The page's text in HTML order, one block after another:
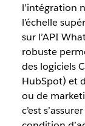
l’intégration
l’échelle
sur l’API
robuste
des logiciels
HubSpot) et
ou de
c’est